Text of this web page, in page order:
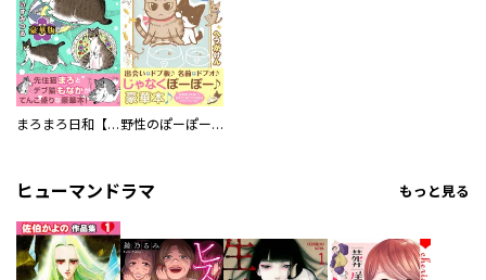
まろまろ日和【豪華版】 野性のぽーぽー【豪華版】
ヒューマンドラマ もっと見る